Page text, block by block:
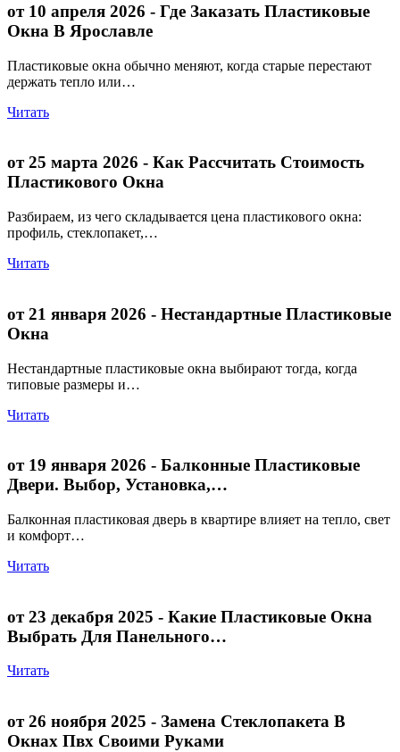
от 10 апреля 2026 - Где Заказать Пластиковые
Окна В Ярославле
Пластиковые окна обычно меняют, когда старые перестают
держать тепло или…
Читать
от 25 марта 2026 - Как Рассчитать Стоимость
Пластикового Окна
Разбираем, из чего складывается цена пластикового окна:
профиль, стеклопакет,…
Читать
от 21 января 2026 - Нестандартные Пластиковые
Окна
Нестандартные пластиковые окна выбирают тогда, когда
типовые размеры и…
Читать
от 19 января 2026 - Балконные Пластиковые
Двери. Выбор, Установка,…
Балконная пластиковая дверь в квартире влияет на тепло, свет
и комфорт…
Читать
от 23 декабря 2025 - Какие Пластиковые Окна
Выбрать Для Панельного…
Читать
от 26 ноября 2025 - Замена Стеклопакета В
Окнах Пвх Своими Руками